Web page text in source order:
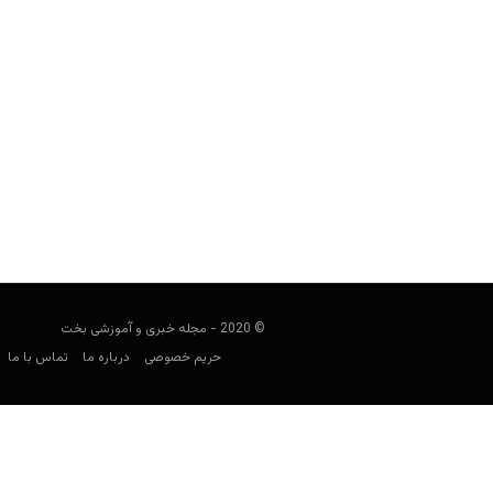
© 2020 - مجله خبری و آموزشی بخت
حریم خصوصی
درباره ما تماس با ما